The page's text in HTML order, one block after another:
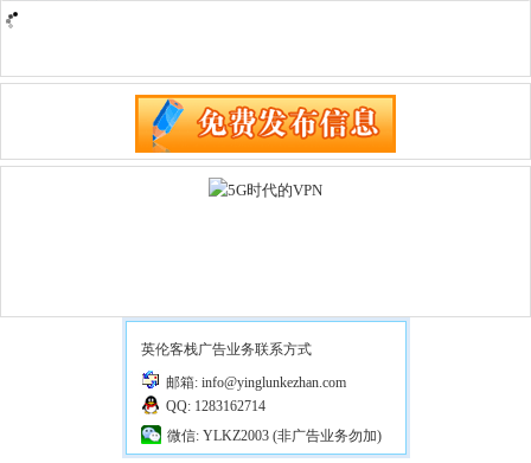
英伦客栈广告业务联系方式
邮箱: info@yinglunkezhan.com
QQ: 1283162714
微信: YLKZ2003 (非广告业务勿加)